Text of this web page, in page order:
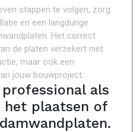
stappen te volgen, zorg
en een langdurige
Het correct
de platen verzekert niet
maar ook een
jouw bouwproject.
professional als
plaatsen of